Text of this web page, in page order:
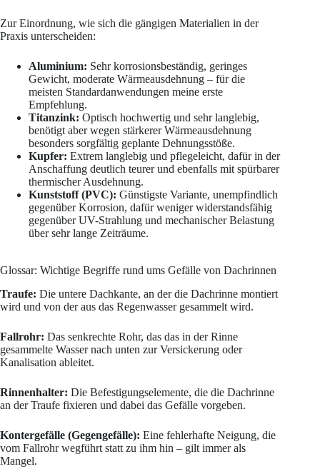
Zur Einordnung, wie sich die gängigen Materialien in der
Praxis unterscheiden:
Aluminium: Sehr korrosionsbeständig, geringes
Gewicht, moderate Wärmeausdehnung – für die
meisten Standardanwendungen meine erste
Empfehlung.
Titanzink: Optisch hochwertig und sehr langlebig,
benötigt aber wegen stärkerer Wärmeausdehnung
besonders sorgfältig geplante Dehnungsstöße.
Kupfer: Extrem langlebig und pflegeleicht, dafür in der
Anschaffung deutlich teurer und ebenfalls mit spürbarer
thermischer Ausdehnung.
Kunststoff (PVC): Günstigste Variante, unempfindlich
gegenüber Korrosion, dafür weniger widerstandsfähig
gegenüber UV-Strahlung und mechanischer Belastung
über sehr lange Zeiträume.
Glossar: Wichtige Begriffe rund ums Gefälle von Dachrinnen
Traufe: Die untere Dachkante, an der die Dachrinne montiert
wird und von der aus das Regenwasser gesammelt wird.
Fallrohr: Das senkrechte Rohr, das das in der Rinne
gesammelte Wasser nach unten zur Versickerung oder
Kanalisation ableitet.
Rinnenhalter: Die Befestigungselemente, die die Dachrinne
an der Traufe fixieren und dabei das Gefälle vorgeben.
Kontergefälle (Gegengefälle): Eine fehlerhafte Neigung, die
vom Fallrohr wegführt statt zu ihm hin – gilt immer als
Mangel.